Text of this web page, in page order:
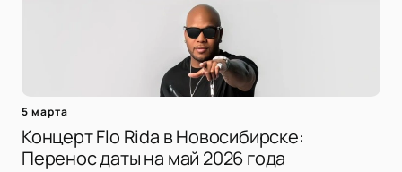
5 марта
Концерт Flo Rida в Новосибирске:
Перенос даты на май 2026 года